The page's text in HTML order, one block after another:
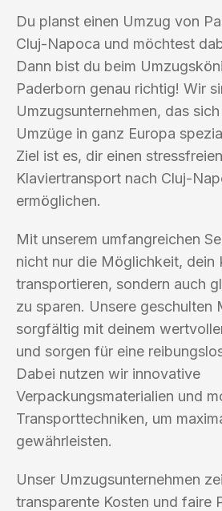
Du planst einen Umzug von
Cluj-Napoca und möchtest
Dann bist du beim
Paderborn genau richtig! Wir
Umzugsunternehmen, das
Umzüge in ganz Europa
Ziel ist es, dir einen
Klaviertransport nach Cluj-
ermöglichen.
Mit unserem umfangreichen
nicht nur die Möglichkeit, dein
transportieren, sondern auch
zu sparen. Unsere geschulten
sorgfältig mit deinem
und sorgen für eine
Dabei nutzen wir innovative
Verpackungsmaterialien und
Transporttechniken, um
gewährleisten.
Unser Umzugsunternehmen
transparente Kosten und faire